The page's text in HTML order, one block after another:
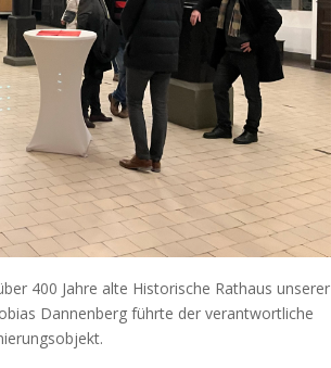
400 Jahre alte Historische Rathaus unserer
Dannenberg führte der verantwortliche